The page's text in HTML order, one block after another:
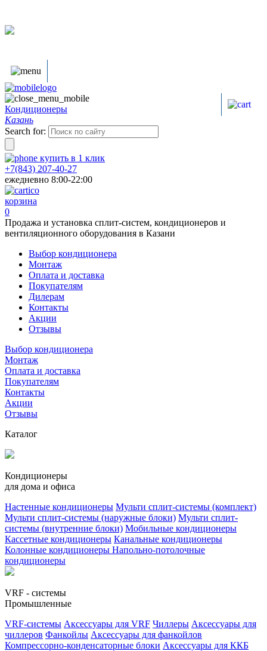
Кондиционеры
Казань
Search for:
купить в 1 клик
+7(843) 207-40-27
ежедневно 8:00-22:00
корзина
0
Продажа и установка сплит-систем, кондиционеров и
вентиляционного оборудования в Казани
Выбор кондиционера
Монтаж
Оплата и доставка
Покупателям
Дилерам
Контакты
Акции
Отзывы
Выбор кондиционера
Монтаж
Оплата и доставка
Покупателям
Контакты
Акции
Отзывы
Каталог
Кондиционеры
для дома и офиса
Настенные кондиционеры Мульти сплит-системы (комплект)
Мульти сплит-системы (наружные блоки) Мульти сплит-
системы (внутренние блоки) Мобильные кондиционеры
Кассетные кондиционеры Канальные кондиционеры
Колонные кондиционеры Напольно-потолочные
кондиционеры
VRF - системы
Промышленные
VRF-системы Аксессуары для VRF Чиллеры Аксессуары для
чиллеров Фанкойлы Аксессуары для фанкойлов
Компрессорно-конденсаторные блоки Аксессуары для ККБ